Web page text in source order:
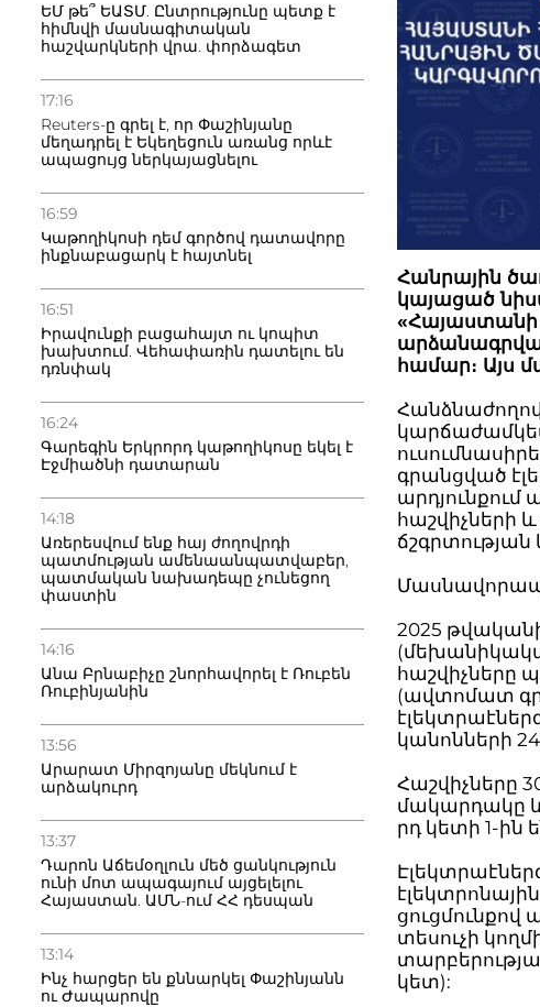
ԵՄ թե՞ ԵԱՏՄ. Ընտրությունը պետք է
հիմնվի մասնագիտական
հաշվարկների վրա. փորձագետ
17:16
Reuters-ը գրել է, որ Փաշինյանը
մեղադրել է Եկեղեցուն առանց որևէ
ապացույց ներկայացնելու
16:59
Կաթողիկոսի դեմ գործով դատավորը
ինքնաբացարկ է հայտնել
16:51
Իրավունքի բացահայտ ու կոպիտ
խախտում. Վեհափառին դատելու են
դռնփակ
16:24
Գարեգին Երկրորդ կաթողիկոսը եկել է
Էջմիածնի դատարան
14:18
Առերեսվում ենք հայ ժողովրդի
պատմության ամենաանպատվաբեր,
պատմական նախադեպը չունեցող
փաստին
14:16
Անա Բրնաբիչը շնորհավորել է Ռուբեն
Ռուբինյանին
13:56
Արարատ Միրզոյանը մեկնում է
արձակուրդ
13:37
Դարոն Աճեմօղլուն մեծ ցանկություն
ունի մոտ ապագայում այցելելու
Հայաստան. ԱՄՆ-ում ՀՀ դեսպան
13:14
Ինչ հարցեր են քննարկել Փաշինյանն
ու Ժապարովը
Հանրային
կայացած
«Հայաստանի
համար։ Այս
կարճաժամկետ
գրանցված
արդյունքում
հաշվիչների
2025
հաշվիչները
(ավտոմատ
կանոնների
Հաշվիչները
մակարդակը և
րդ կետի 1-ին
տեսուչի
կետ):